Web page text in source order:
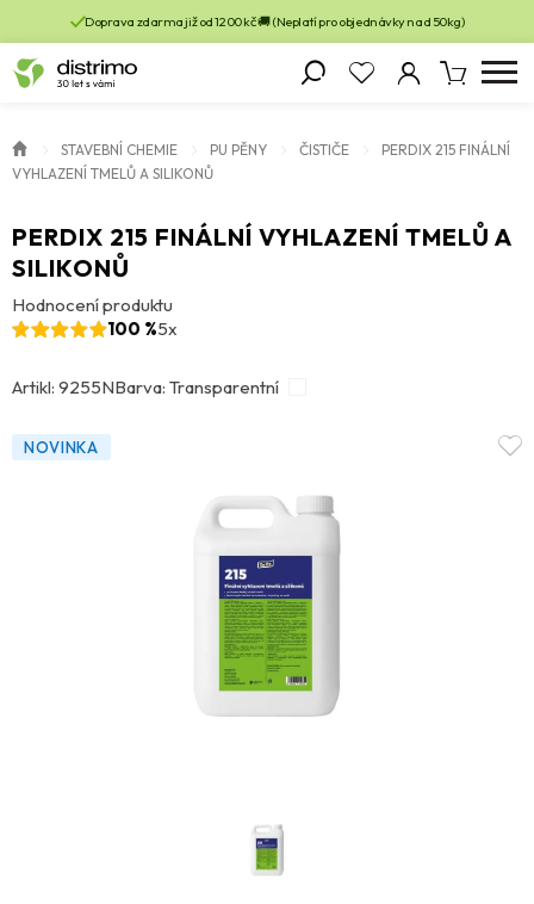
Doprava zdarma již od 1200 kč 🚚 (Neplatí pro objednávky nad 50kg)
STAVEBNÍ CHEMIE PU PĚNY ČISTIČE
PERDIX 215 FINÁLNÍ
VYHLAZENÍ TMELŮ A SILIKONŮ
PERDIX 215 FINÁLNÍ VYHLAZENÍ TMELŮ A
SILIKONŮ
Hodnocení produktu
100 %5x
Artikl: 9255NBarva: Transparentní
NOVINKA